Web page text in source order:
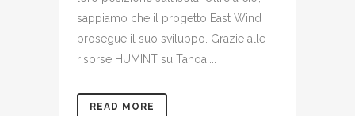
sappiamo che il progetto East Wind
prosegue il suo sviluppo. Grazie alle
risorse HUMINT su Tanoa,...
READ MORE